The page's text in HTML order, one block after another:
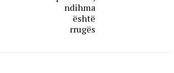
ndihma
është
rrugës